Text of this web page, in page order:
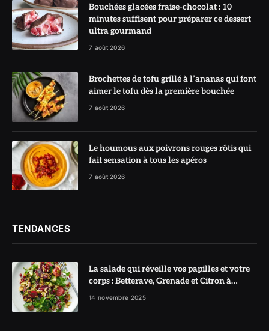
Bouchées glacées fraise-chocolat : 10
minutes suffisent pour préparer ce dessert
ultra gourmand
7 août 2026
Brochettes de tofu grillé à l’ananas qui font
aimer le tofu dès la première bouchée
7 août 2026
Le houmous aux poivrons rouges rôtis qui
fait sensation à tous les apéros
7 août 2026
TENDANCES
La salade qui réveille vos papilles et votre
corps : Betterave, Grenade et Citron à
l’honneur
14 novembre 2025